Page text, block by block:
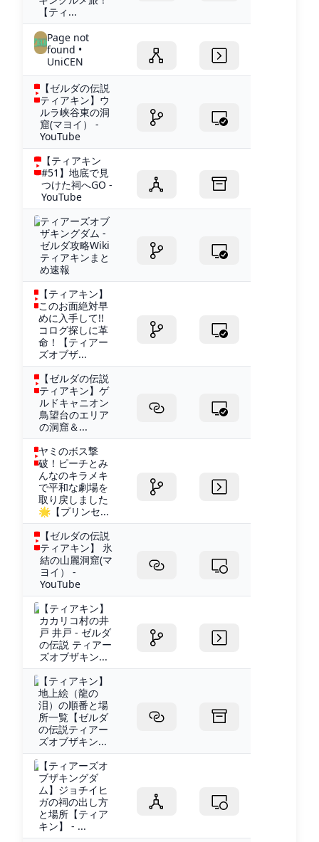
【ティ...
Page not
found •
UniCEN
【ゼルダの伝説
ティアキン】ウ
ルラ峡谷東の洞
窟(マヨイ） -
YouTube
【ティアキン
#51】地底で見
つけた祠へGO -
YouTube
ティアーズオブ
ザキングダム -
ゼルダ攻略Wiki
ティアキンまと
め速報
【ティアキン】
このお面絶対早
めに入手して!!
コログ探しに革
命！【ティアー
ズオブザ...
【ゼルダの伝説
ティアキン】ゲ
ルドキャニオン
鳥望台のエリア
の洞窟＆...
ヤミのボス撃
破！ピーチとみ
んなのキラメキ
で平和な劇場を
取り戻しました
🌟【プリンセ...
【ゼルダの伝説
ティアキン】 氷
結の山麗洞窟(マ
ヨイ） -
YouTube
【ティアキン】
カカリコ村の井
戸 井戸 - ゼルダ
の伝説 ティアー
ズオブザキン...
【ティアキン】
地上絵（龍の
泪）の順番と場
所一覧【ゼルダ
の伝説ティアー
ズオブザキン...
【ティアーズオ
ブザキングダ
ム】ジョチイヒ
ガの祠の出し方
と場所【ティア
キン】 - ...